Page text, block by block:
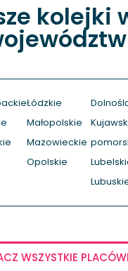
kolejki
Łódzkie
Małopolskie
Mazowieckie
Opolskie
WSZYSTKIE